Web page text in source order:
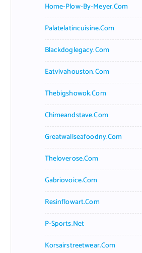
Home-Plow-By-Meyer.com
Palatelatincuisine.com
Blackdoglegacy.com
Eatvivahouston.com
Thebigshowok.com
Chimeandstave.com
Greatwallseafoodny.com
Theloverose.com
Gabriovoice.com
Resinflowart.com
P-Sports.net
Korsairstreetwear.com